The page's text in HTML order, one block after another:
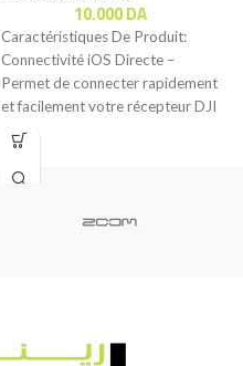
10.000DA
Caractéristiques De Produit:
Connectivité iOS Directe –
Permet de connecter rapidement
et facilement votre récepteur DJI
Mic à un iPhone